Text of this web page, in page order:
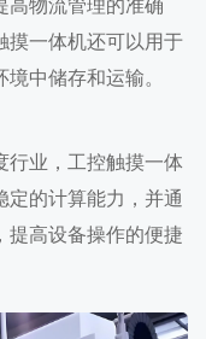
摸一体机还可以用于
中储存和运输。
行业，工控触摸一体
定的计算能力，并通
提高设备操作的便捷